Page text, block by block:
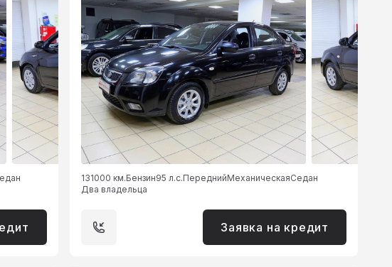
131000 км.Бензин95 л.с.ПереднийМеханическаяСедан
Два владельца
Заявка на кредит